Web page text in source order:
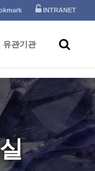
INTRANET
유관기관